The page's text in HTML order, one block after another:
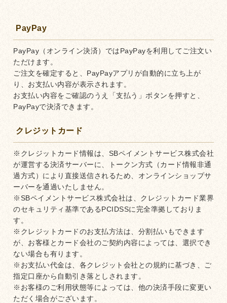
PayPay
PayPay（オンライン決済）ではPayPayを利用してご注文い
ただけます。
ご注文を確定すると、PayPayアプリが自動的に立ち上が
り、お支払い内容が表示されます。
お支払い内容をご確認のうえ「支払う」ボタンを押すと、
PayPayで決済できます。
クレジットカード
※クレジットカード情報は、SBペイメントサービス株式会社
が運営する決済サーバーに、トークン方式（カード情報非通
過方式）により直接送信されるため、オンラインショップサ
ーバーを通過いたしません。
※SBペイメントサービス株式会社は、クレジットカード業界
のセキュリティ基準であるPCIDSSに完全準拠しておりま
す。
※クレジットカードのお支払方法は、分割払いもできます
が、お客様とカード会社のご契約内容によっては、選択でき
ない場合も有ります。
※お支払い代金は、各クレジット会社との規約に基づき、ご
指定口座から自動引き落としされます。
※お客様のご利用状態等によっては、他の決済手段に変更い
ただく場合がございます。